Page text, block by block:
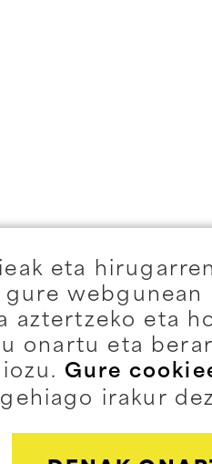
eta
webgunean
aztertzeko eta
onartu eta
Gure
gehiago irakur